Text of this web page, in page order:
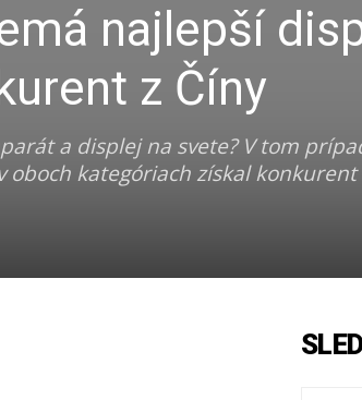
najlepší
z Číny
a displej na svete? V tom
kategóriach získal konkurent